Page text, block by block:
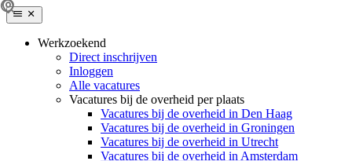
Werkzoekend
Direct inschrijven
Inloggen
Alle vacatures
Vacatures bij de overheid per plaats
Vacatures bij de overheid in Den Haag
Vacatures bij de overheid in Groningen
Vacatures bij de overheid in Utrecht
Vacatures bij de overheid in Amsterdam